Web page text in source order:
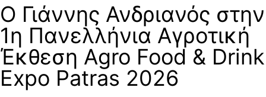
Ο Γιάννης Ανδριανός στην
1η Πανελλήνια Αγροτική
Έκθεση Agro Food & Drink
Expo Patras 2026